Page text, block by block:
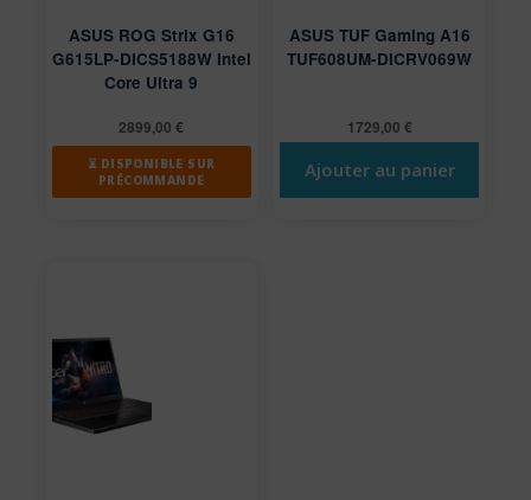
ASUS ROG Strix G16
G615LP-DICS5188W Intel
Core Ultra 9
2899,00€
⏳ DISPONIBLE SUR
PRÉCOMMANDE
ASUS TUF Gaming A16
TUF608UM-DICRV069W
1729,00 €
Ajouter au panier